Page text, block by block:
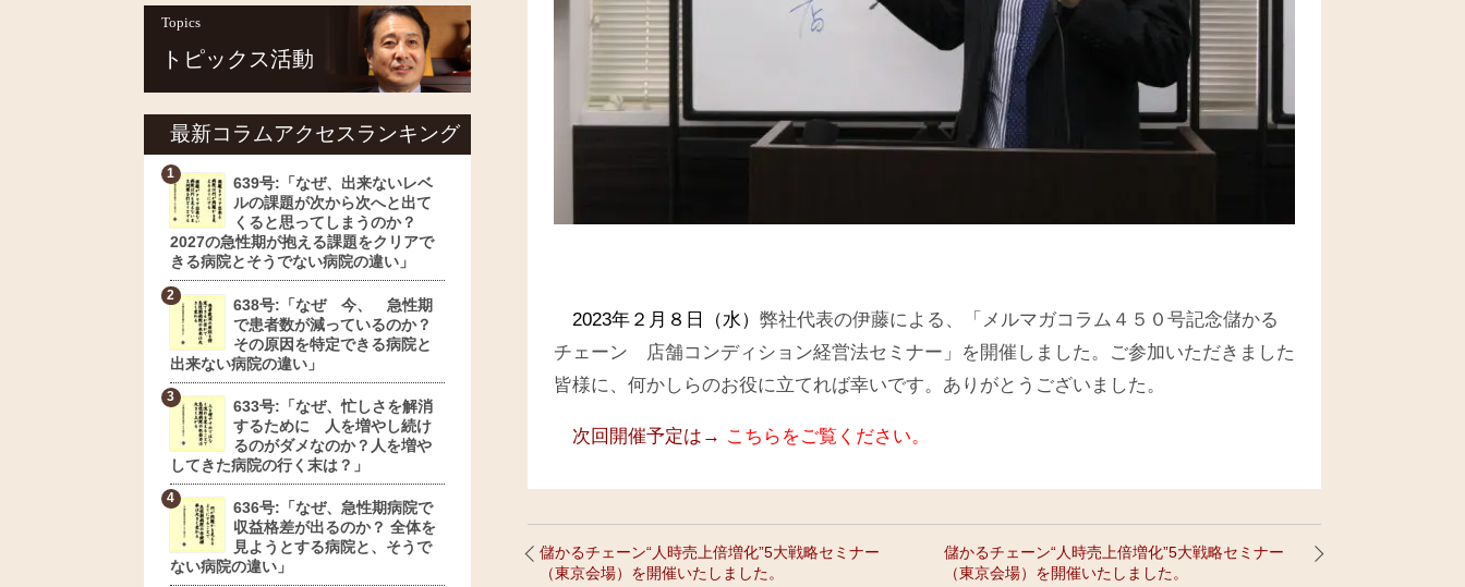
2023年２月８日（水） 弊社代表の伊藤による、「メルマガコラム４５０号記念儲かる
チェーン 店舗コンディション経営法セミナー」を開催しました。ご参加いただきました
皆様に、何かしらのお役に立てれば幸いです。ありがとうございました。
次回 開催予定は→ こちらをご覧ください。
儲かるチェーン“人時売上倍増化”5大戦略セミナー
（東京会場）を開催いたしました。
儲かるチェーン“人時売上倍増化”5大戦略セミナー
（東京会場）を開催いたしました。
Topics
トピックス活動
最新コラムアクセスランキング
639号:「なぜ、出来ないレベ
ルの課題が次から次へと出て
くると思ってしまうのか？
2027の急性期が抱える課題をクリアで
きる病院とそうでない病院の違い」
638号:「なぜ 今、 急性期
で患者数が減っているのか？
その原因を特定できる病院と
出来ない病院の違い」
633号:「なぜ、忙しさを解消
するために 人を増やし続け
るのがダメなのか？人を増や
してきた病院の行く末は？」
636号:「なぜ、急性期病院で
収益格差が出るのか？ 全体を
見ようとする病院と、そうで
ない病院の違い」